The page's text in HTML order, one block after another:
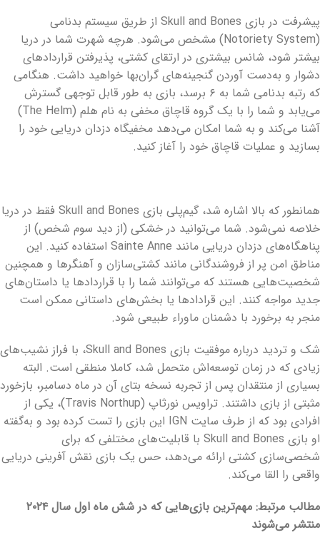
پیشرفت در بازی Skull and Bones از طریق سیستم بدنامی
(
Notoriety System) مشخص می‌شود. هرچه شهرت شما در دریا
بیشتر شود، شانس بیشتری در ارتقای کشتی، پذیرفتن قراردادهای
دشوار و به‌دست آوردن گنجینه‌های گران‌بها خواهید داشت. هنگامی
که رتبه بدنامی شما به ۶ برسد، بازی به طور قابل توجهی گسترش
می‌یابد و شما را با یک گروه قاچاق مخفی به نام هلم (The Helm
)
آشنا می‌کند و به شما امکان می‌دهد مخفیگاه دزدان دریایی خود را
بسازید و عملیات قاچاق خود را آغاز کنید.
همانطور که بالا اشاره شد، گیم‌پلی بازی Skull and Bones فقط در دریا
خلاصه نمی‌شود. شما می‌توانید در خشکی (از دید سوم شخص) از
پناهگاه‌های دزدان دریایی مانند Sainte Anne استفاده کنید. این
مناطق امن پر از فروشندگانی مانند کشتی‌سازان و آهنگرها و همچنین
شخصیت‌هایی هستند که می‌توانند شما را با قراردادها یا داستان‌های
جدید مواجه کنند. این قرادادها یا بخش‌های داستانی ممکن است
منجر به برخورد با دشمنان ماوراء طبیعی شود.
شک و تردید درباره موفقیت بازی Skull and Bones، با فراز نشیب‌های
زیادی که در زمان توسعه‌اش متحمل شد، کاملا منطقی است. البته
بسیاری از منتقدان پس از تجربه نسخه بتای آن در ماه دسامبر، بازخورد
مثبتی از بازی داشتند. تراویس نورثاپ (Travis Northup)، یکی از
افرادی بود که از طرف سایت
IGN این بازی را تست کرده بود و به‌گفته
او بازی Skull and Bones
با قابلیت‌های مختلفی که برای
شخصی‌سازی کشتی‌ ارائه می‌دهد، حس یک بازی نقش آفرینی دریایی
واقعی را القا می‌کند.
مطالب مرتبط: مهم‌ترین بازی‌هایی که در شش ماه اول سال ۲۰۲۴
منتشر می‌شوند